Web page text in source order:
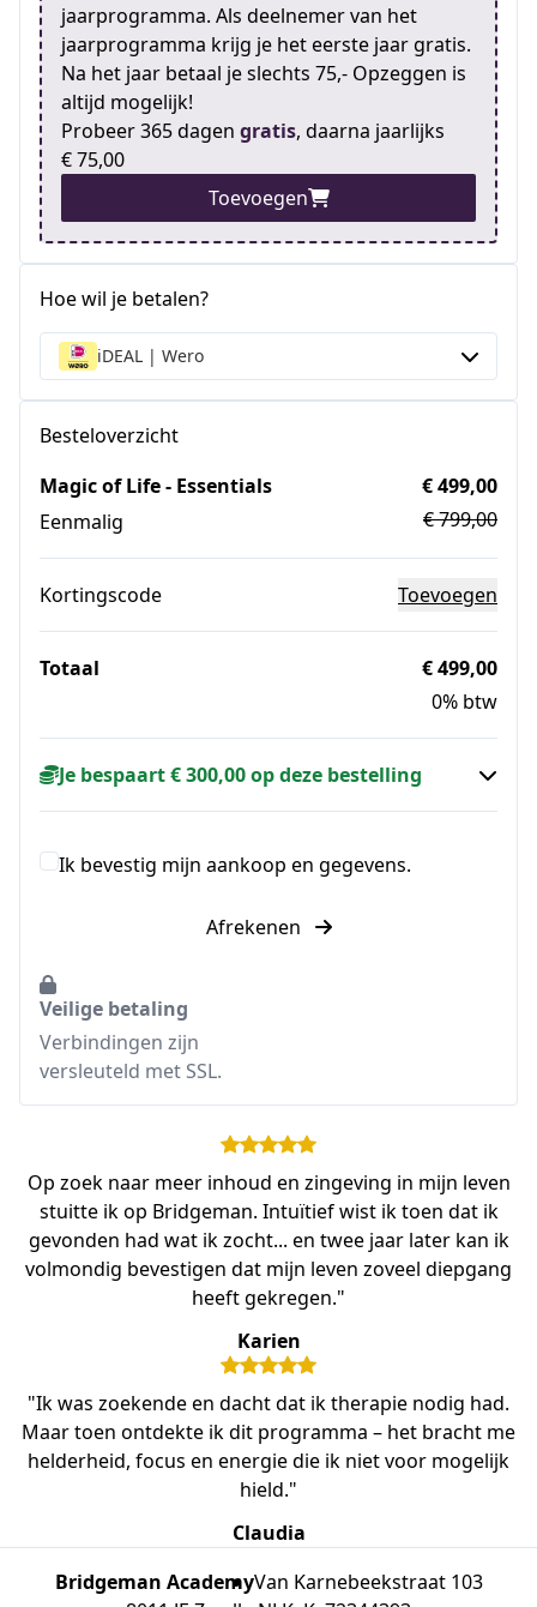
jaarprogramma. Als deelnemer van het
jaarprogramma krijg je het eerste jaar gratis.
Na het jaar betaal je slechts 75,- Opzeggen is
altijd mogelijk!
Probeer 365 dagen gratis, daarna jaarlijks
€ 75,00
Toevoegen
Hoe wil je betalen?
iDEAL | Wero
Besteloverzicht
Magic of Life - Essentials
Eenmalig
€ 499,00
€ 799,00
Kortingscode Toevoegen
Totaal
€ 499,00
0% btw
Je bespaart € 300,00 op deze bestelling
Ik bevestig mijn aankoop en gegevens.
Afrekenen
Veilige betaling
Verbindingen zijn
versleuteld met SSL.
Op zoek naar meer inhoud en zingeving in mijn leven
stuitte ik op Bridgeman. Intuïtief wist ik toen dat ik
gevonden had wat ik zocht... en twee jaar later kan ik
volmondig bevestigen dat mijn leven zoveel diepgang
heeft gekregen."
Karien
"Ik was zoekende en dacht dat ik therapie nodig had.
Maar toen ontdekte ik dit programma – het bracht me
helderheid, focus en energie die ik niet voor mogelijk
hield."
Claudia
Bridgeman AcademyVan Karnebeekstraat 103